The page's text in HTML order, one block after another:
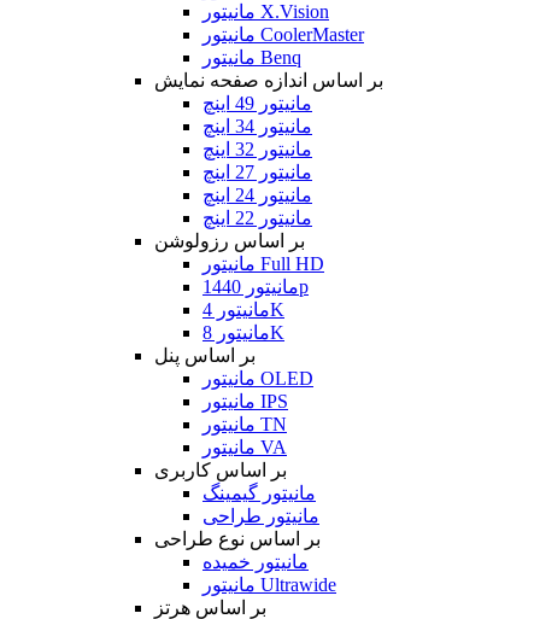
مانیتور X.Vision
مانیتور CoolerMaster
مانیتور Benq
بر اساس اندازه صفحه نمایش
مانیتور 49 اینچ
مانیتور 34 اینچ
مانیتور 32 اینچ
مانیتور 27 اینچ
مانیتور 24 اینچ
مانیتور 22 اینچ
بر اساس رزولوشن
مانیتور Full HD
مانیتور 1440p
مانیتور 4K
مانیتور 8K
بر اساس پنل
مانیتور OLED
مانیتور IPS
مانیتور TN
مانیتور VA
بر اساس کاربری
مانیتور گیمینگ
مانیتور طراحی
بر اساس نوع طراحی
مانیتور خمیده
مانیتور Ultrawide
بر اساس هرتز